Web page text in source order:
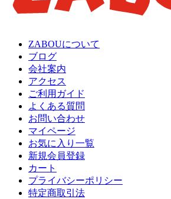
ZABOUについて
ブログ
会社案内
アクセス
ご利用ガイド
よくある質問
お問い合わせ
マイページ
お気に入り一覧
新規会員登録
カート
プライバシーポリシー
特定商取引法